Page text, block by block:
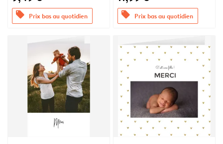
offers Prix bas au quotidien offers Prix bas au quotidien